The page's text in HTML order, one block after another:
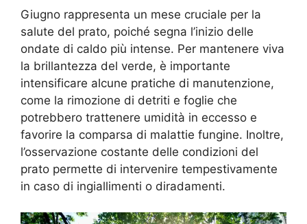
Giugno rappresenta un mese cruciale per la
salute del prato, poiché segna l’inizio delle
ondate di caldo più intense. Per mantenere viva
la brillantezza del verde, è importante
intensificare alcune pratiche di manutenzione,
come la rimozione di detriti e foglie che
potrebbero trattenere umidità in eccesso e
favorire la comparsa di malattie fungine. Inoltre,
l’osservazione costante delle condizioni del
prato permette di intervenire tempestivamente
in caso di ingiallimenti o diradamenti.